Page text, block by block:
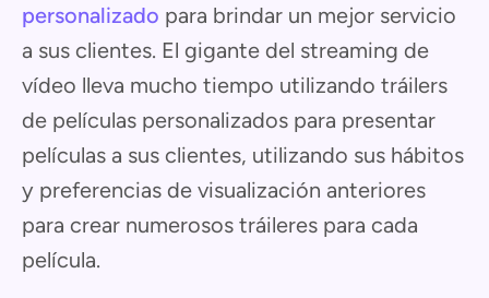
personalizado para brindar un mejor servicio
a sus clientes. El gigante del streaming de
vídeo lleva mucho tiempo utilizando tráilers
de películas personalizados para presentar
películas a sus clientes, utilizando sus hábitos
y preferencias de visualización anteriores
para crear numerosos tráileres para cada
película.